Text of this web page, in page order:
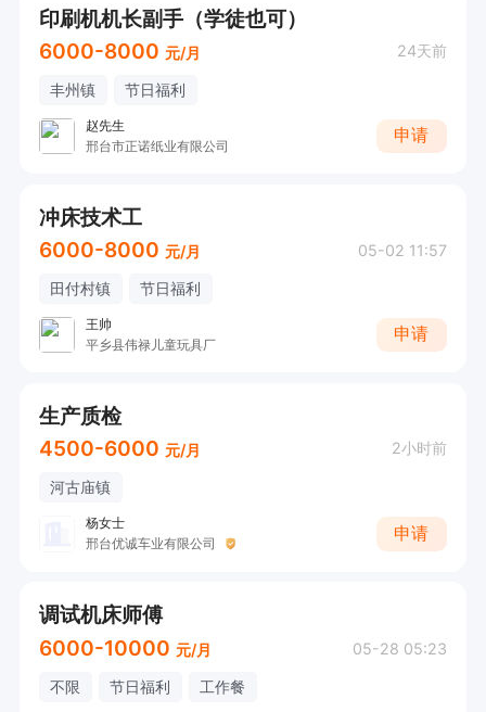
印刷机机长副手（学徒也可）
6000-8000 元/月 24天前
丰州镇 节日福利
赵先生
邢台市正诺纸业有限公司
申请
冲床技术工
6000-8000 元/月 05-02 11:57
田付村镇 节日福利
王帅
平乡县伟禄儿童玩具厂
申请
生产质检
4500-6000 元/月 2小时前
河古庙镇
杨女士
邢台优诚车业有限公司
申请
调试机床师傅
6000-10000 元/月 05-28 05:23
不限 节日福利 工作餐